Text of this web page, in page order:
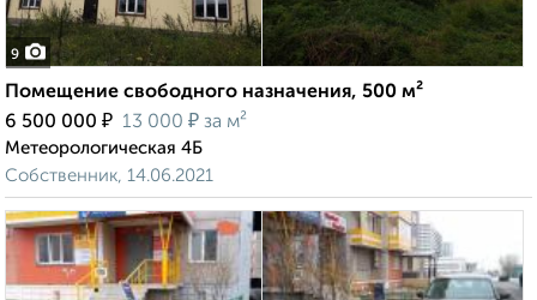
9
Помещение свободного назначения, 500 м²
6 500 000 ₽ 13 000 ₽ за м²
Метеорологическая 4Б
Собственник, 14.06.2021